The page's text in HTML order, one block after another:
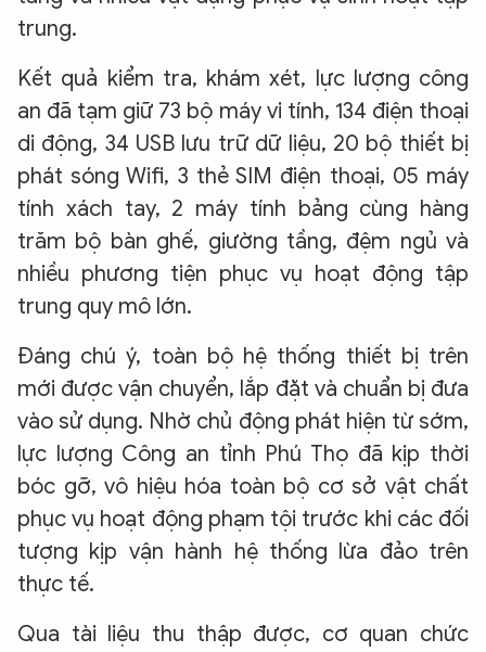
trung.
Kết quả kiểm tra, khám xét, lực lượng công
an đã tạm giữ 73 bộ máy vi tính, 134 điện thoại
di động, 34 USB lưu trữ dữ liệu, 20 bộ thiết bị
phát sóng Wifi, 3 thẻ SIM điện thoại, 05 máy
tính xách tay, 2 máy tính bảng cùng hàng
trăm bộ bàn ghế, giường tầng, đệm ngủ và
nhiều phương tiện phục vụ hoạt động tập
trung quy mô lớn.
Đáng chú ý, toàn bộ hệ thống thiết bị trên
mới được vận chuyển, lắp đặt và chuẩn bị đưa
vào sử dụng. Nhờ chủ động phát hiện từ sớm,
lực lượng Công an tỉnh Phú Thọ đã kịp thời
bóc gỡ, vô hiệu hóa toàn bộ cơ sở vật chất
phục vụ hoạt động phạm tội trước khi các đối
tượng kịp vận hành hệ thống lừa đảo trên
thực tế.
Qua tài liệu thu thập được, cơ quan chức